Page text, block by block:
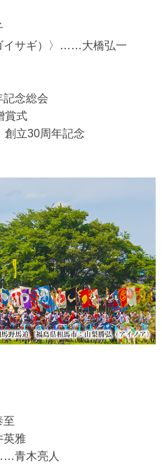
イサギ）〉……大橋弘一
記念総会
賞式
立30周年記念
至
英雅
青木亮人